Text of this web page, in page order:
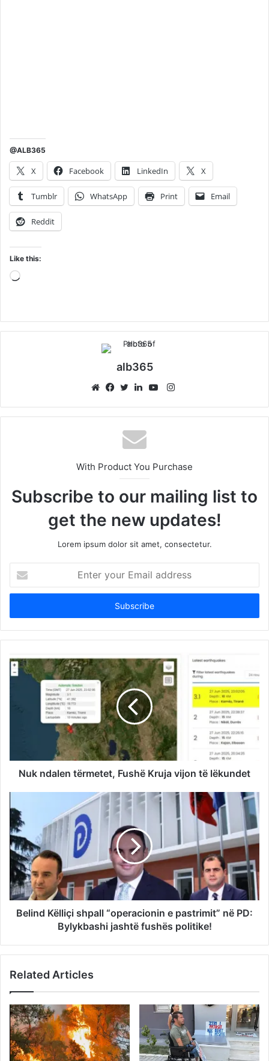
@ALB365
X Facebook LinkedIn X
Tumblr WhatsApp Print Email
Reddit
Like this:
Loading…
alb365
Instagram
With Product You Purchase
Subscribe to our mailing list to
get the new updates!
Lorem ipsum dolor sit amet, consectetur.
your
Email
Nuk ndalen tërmetet, Fushë Kruja vijon të lëkundet
Belind Këlliçi shpall “operacionin e pastrimit” në PD:
Bylykbashi jashtë fushës politike!
Related Articles